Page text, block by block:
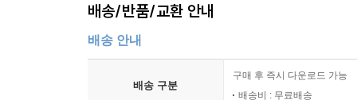
배송/반품/교환 안내
배송 안내
배송 구분
구매 후 즉시 다운로드 가능
배송비 : 무료배송